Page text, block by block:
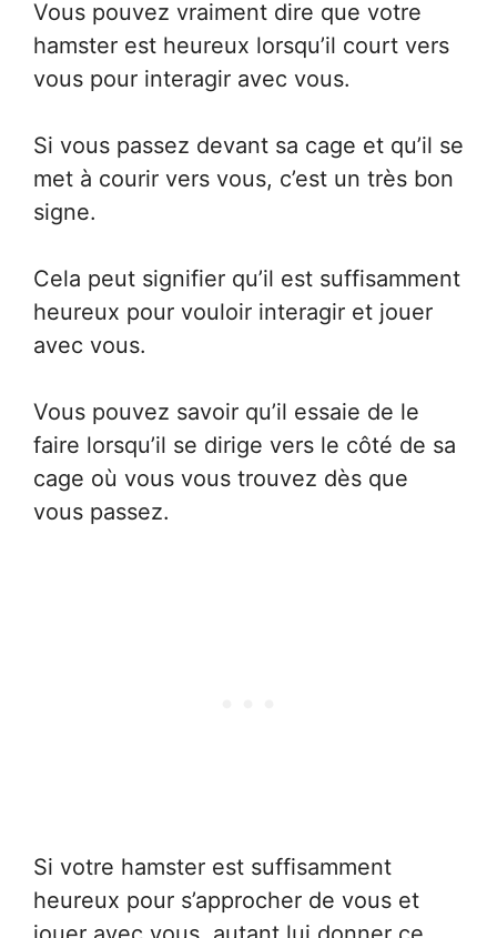
Vous pouvez vraiment dire que votre
hamster est heureux lorsqu’il court vers
vous pour interagir avec vous.
Si vous passez devant sa cage et qu’il se
met à courir vers vous, c’est un très bon
signe.
Cela peut signifier qu’il est suffisamment
heureux pour vouloir interagir et jouer
avec vous.
Vous pouvez savoir qu’il essaie de le
faire lorsqu’il se dirige vers le côté de sa
cage où vous vous trouvez dès que
vous passez.
Si votre hamster est suffisamment
heureux pour s’approcher de vous et